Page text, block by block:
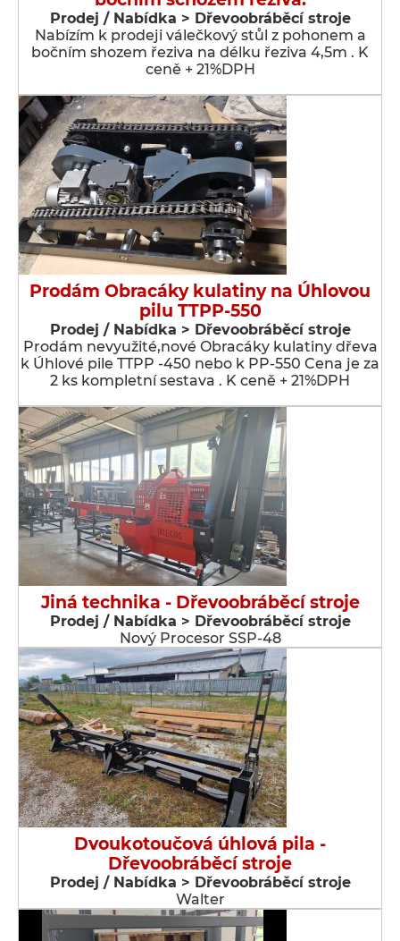
Prodej / Nabídka > Dřevoobráběcí stroje
Nabízím k prodeji válečkový stůl z pohonem a
bočním shozem řeziva na délku řeziva 4,5m . K
ceně + 21%DPH
Prodám Obracáky kulatiny na Úhlovou
pilu TTPP-550
Prodej / Nabídka > Dřevoobráběcí stroje
Prodám nevyužité,nové Obracáky kulatiny dřeva
k Úhlové pile TTPP -450 nebo k PP-550 Cena je za
2 ks kompletní sestava . K ceně + 21%DPH
Jiná technika - Dřevoobráběcí stroje
Prodej / Nabídka > Dřevoobráběcí stroje
Nový Procesor SSP-48
Dvoukotoučová úhlová pila -
Dřevoobráběcí stroje
Prodej / Nabídka > Dřevoobráběcí stroje
Walter